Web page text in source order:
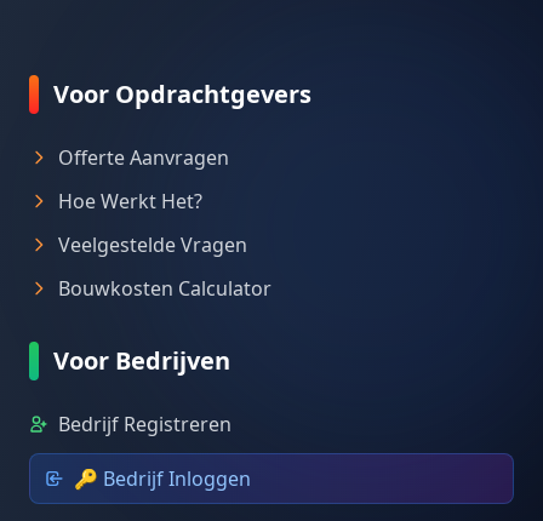
Voor Opdrachtgevers
Offerte Aanvragen
Hoe Werkt Het?
Veelgestelde Vragen
Bouwkosten Calculator
Voor Bedrijven
Bedrijf Registreren
🔑 Bedrijf Inloggen